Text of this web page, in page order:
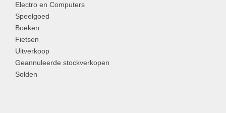
Electro en Computers
Speelgoed
Boeken
Fietsen
Uitverkoop
Geannuleerde stockverkopen
Solden